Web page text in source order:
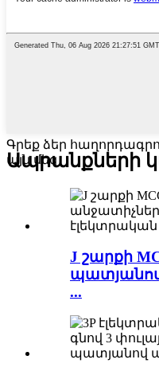
Գրեք ձեր
այն մեզ
Ապրանքների
J շարքի
...